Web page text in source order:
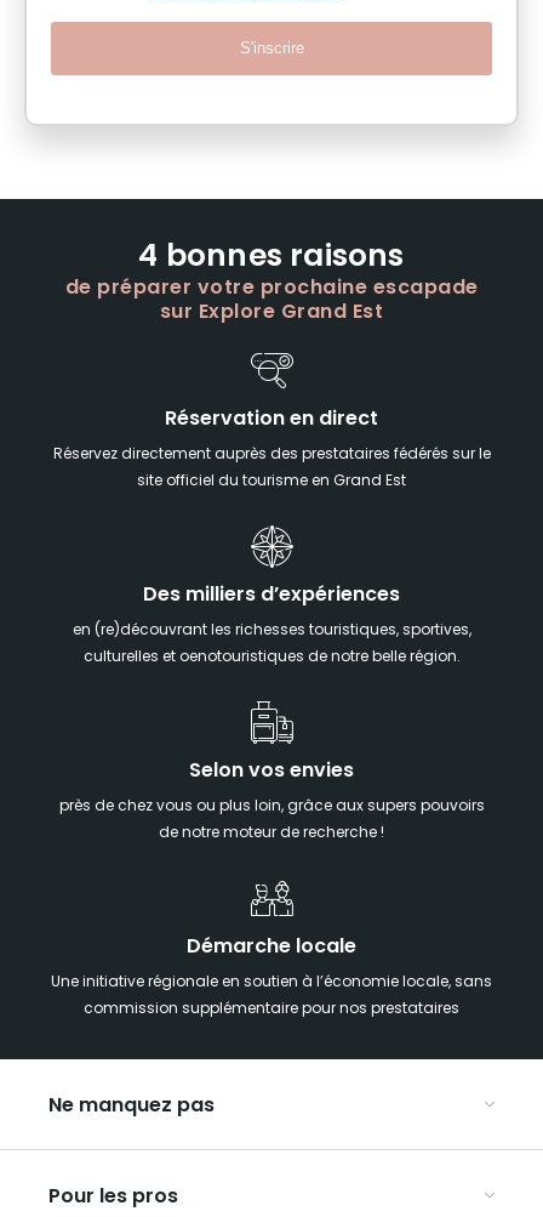
S'inscrire
4 bonnes raisons
de préparer votre prochaine escapade
sur Explore Grand Est
Réservation en direct
Réservez directement auprès des prestataires fédérés sur le
site officiel du tourisme en Grand Est
Des milliers d’expériences
en (re)découvrant les richesses touristiques, sportives,
culturelles et oenotouristiques de notre belle région.
Selon vos envies
près de chez vous ou plus loin, grâce aux supers pouvoirs
de notre moteur de recherche !
Démarche locale
Une initiative régionale en soutien à l’économie locale, sans
commission supplémentaire pour nos prestataires
Ne manquez pas
Week-end insolite en Grand Est
Pour les pros